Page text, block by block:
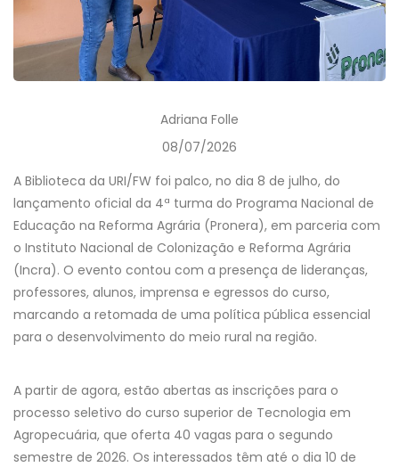
Adriana Folle
08/07/2026
A Biblioteca da URI/FW foi palco, no dia 8 de julho, do
lançamento oficial da 4ª turma do Programa Nacional de
Educação na Reforma Agrária (Pronera), em parceria com
o Instituto Nacional de Colonização e Reforma Agrária
(Incra). O evento contou com a presença de lideranças,
professores, alunos, imprensa e egressos do curso,
marcando a retomada de uma política pública essencial
para o desenvolvimento do meio rural na região.
A partir de agora, estão abertas as inscrições para o
processo seletivo do curso superior de Tecnologia em
Agropecuária, que oferta 40 vagas para o segundo
semestre de 2026. Os interessados têm até o dia 10 de